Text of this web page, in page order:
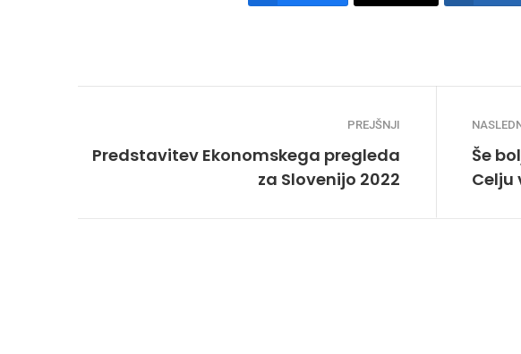
PREJŠNJI
Predstavitev Ekonomskega pregleda
za Slovenijo 2022
Še
Celju